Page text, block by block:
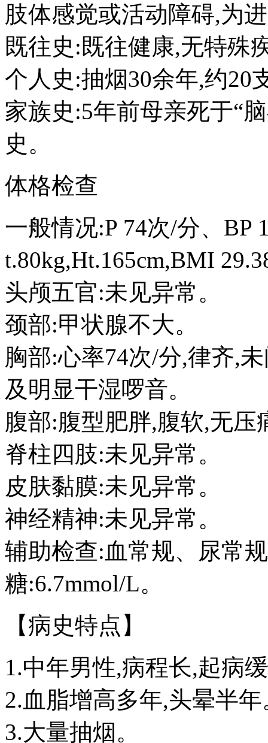
肢体感觉或活动障碍,为
既往史:既往健康,无特殊
个人史:抽烟30余年,约20
家族史:5年前母亲死于“
史。
体格检查
一般情况:P 74次/分、BP
t.80kg,Ht.165cm,BMI
头颅五官:未见异常。
颈部:甲状腺不大。
胸部:心率74次/分,律齐,
及明显干湿啰音。
腹部:腹型肥胖,腹软,无
脊柱四肢:未见异常。
皮肤黏膜:未见异常。
神经精神:未见异常。
辅助检查:血常规、尿常
糖:6.7mmol/L。
【病史特点】
1.中年男性,病程长,起病
2.血脂增高多年,头晕半年
3.大量抽烟。